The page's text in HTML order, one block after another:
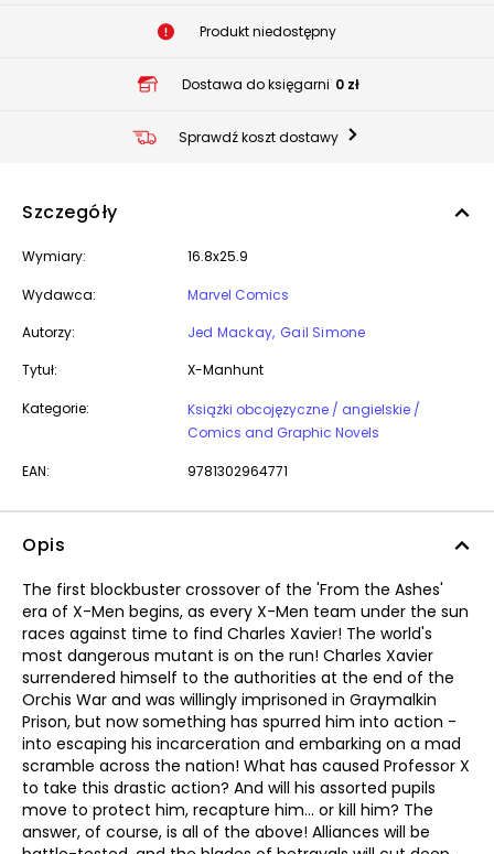
Produkt niedostępny
Dostawa do księgarni 0 zł
Sprawdź koszt dostawy
Szczegóły
Wymiary: 16.8x25.9
Wydawca:
Marvel Comics
Autorzy:
Jed Mackay Gail Simone
Tytuł:
X-Manhunt
Kategorie:
Książki obcojęzyczne / angielskie /
Comics and Graphic Novels
EAN: 9781302964771
Opis
The first blockbuster crossover of the 'From the Ashes'
era of X-Men begins, as every X-Men team under the sun
races against time to find Charles Xavier! The world's
most dangerous mutant is on the run! Charles Xavier
surrendered himself to the authorities at the end of the
Orchis War and was willingly imprisoned in Graymalkin
Prison, but now something has spurred him into action -
into escaping his incarceration and embarking on a mad
scramble across the nation! What has caused Professor X
to take this drastic action? And will his assorted pupils
move to protect him, recapture him... or kill him? The
answer, of course, is all of the above! Alliances will be